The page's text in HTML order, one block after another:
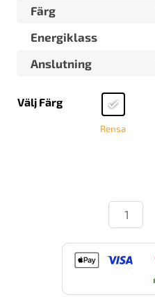
Färg
Energiklass
Anslutning
Välj Färg
Rensa
Gabriel
Karl-
Rund
Kakelugn